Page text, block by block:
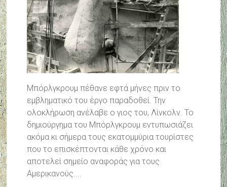
Μπόρλγκρουμ πέθανε εφτά μήνες πριν το
εμβληματικό του έργο παραδοθεί. Την
ολοκλήρωση ανέλαβε ο γιος του, Λίνκολν. Το
δημιούργημα του Μπόρλγκρουμ εντυπωσιάζει
ακόμα κι σήμερα τους εκατομμύρια τουρίστες
που το επισκέπτονται κάθε χρόνο και
αποτελεί σημείο αναφοράς για τους
Αμερικανούς....